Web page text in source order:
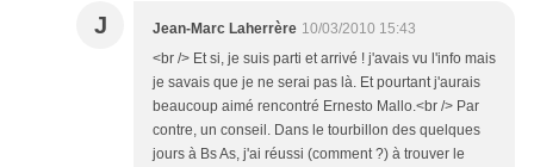
J Jean-Marc Laherrère 10/03/2010 15:43
<br /> Et si, je suis parti et arrivé ! j'avais vu l'info mais
je savais que je ne serai pas là. Et pourtant j'aurais
beaucoup aimé rencontré Ernesto Mallo.<br /> Par
contre, un conseil. Dans le tourbillon des quelques
jours à Bs As, j'ai réussi (comment ?) à trouver le